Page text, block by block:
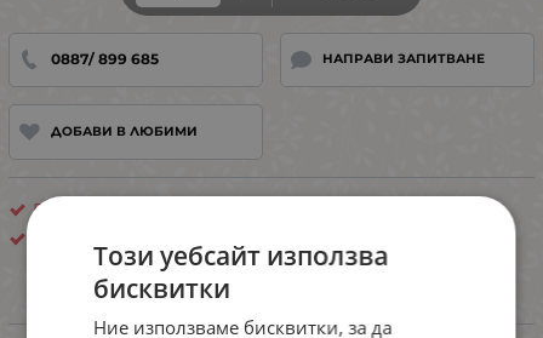
0887/ 899 685 НАПРАВИ ЗАПИТВАНЕ
ДОБАВИ В ЛЮБИМИ
Повдигащ ефект
ИНФОРМАЦИЯ
Този уебсайт използва
бисквитки
Ние използваме бисквитки, за да